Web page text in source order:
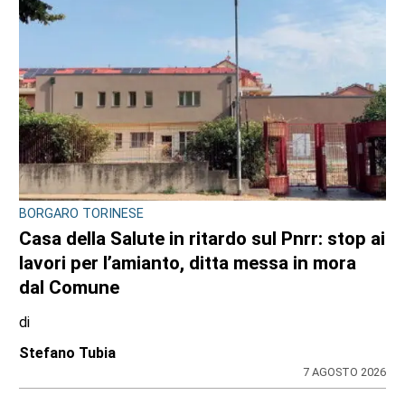
BORGARO TORINESE
Casa della Salute in ritardo sul Pnrr: stop ai
lavori per l’amianto, ditta messa in mora
dal Comune
di
Stefano Tubia
7 AGOSTO 2026